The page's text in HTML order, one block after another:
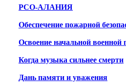
РСО-АЛАНИЯ
Обеспечение пожарной
Освоение начальной военной
Когда музыка сильнее смерти
Дань памяти и уважения